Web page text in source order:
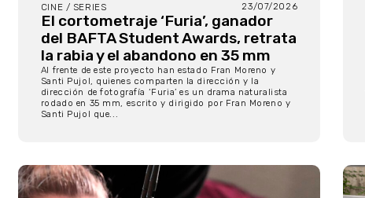
CINE / SERIES 23/07/2026
El cortometraje ‘Furia’, ganador
del BAFTA Student Awards, retrata
la rabia y el abandono en 35 mm
Al frente de este proyecto han estado Fran Moreno y
Santi Pujol, quienes comparten la dirección y la
dirección de fotografía ‘Furia’ es un drama naturalista
rodado en 35 mm, escrito y dirigido por Fran Moreno y
Santi Pujol que...